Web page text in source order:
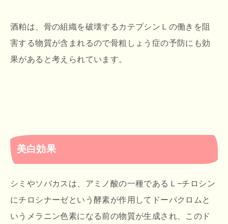
酒粕は、骨の組織を破壊するカテプシンＬの働きを阻
害する物質が含まれるので骨粗しょう症の予防にも効
果があると考えられています。
美白効果
シミやソバカスは、アミノ酸の一種であるＬ−チロシン
にチロシナーゼという酵素が作用してドーパクロムと
いうメラニン色素になる前の物質が生成され、このド